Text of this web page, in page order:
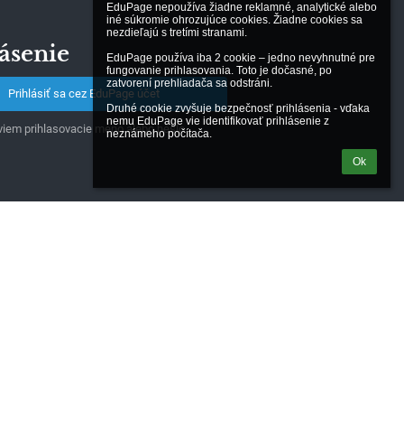
EduPage nepoužíva žiadne reklamné, analytické alebo
iné súkromie ohrozujúce cookies. Žiadne cookies sa
nezdieľajú s tretími stranami.
EduPage používa iba 2 cookie – jedno nevyhnutné pre
fungovanie prihlasovania. Toto je dočasné, po
zatvorení prehliadača sa odstráni.
Druhé cookie zvyšuje bezpečnosť prihlásenia - vďaka
nemu EduPage vie identifikovať prihlásenie z
neznámeho počítača.
Ok
Prihlásiť sa cez EduPage účet
prihlasovacie meno alebo heslo